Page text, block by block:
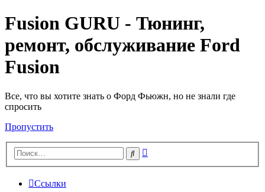
Fusion GURU - Тюнинг,
ремонт, обслуживание Ford
Fusion
Все, что вы хотите знать о Форд Фьюжн, но не знали где
спросить
Пропустить
Поиск
Ссылки